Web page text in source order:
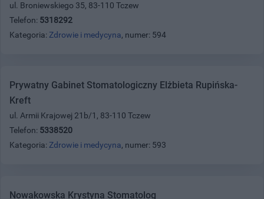
ul. Broniewskiego 35, 83-110 Tczew
Telefon: 5318292
Kategoria: Zdrowie i medycyna, numer: 594
Prywatny Gabinet Stomatologiczny Elżbieta Rupińska-
Kreft
ul. Armii Krajowej 21b/1, 83-110 Tczew
Telefon: 5338520
Kategoria: Zdrowie i medycyna, numer: 593
Nowakowska Krystyna Stomatolog